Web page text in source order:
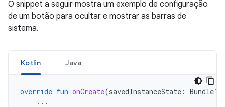
O snippet a seguir mostra um exemplo de configuração
de um botão para ocultar e mostrar as barras de
sistema.
Kotlin Java
override fun onCreate(savedInstanceState : Bundle?)
...